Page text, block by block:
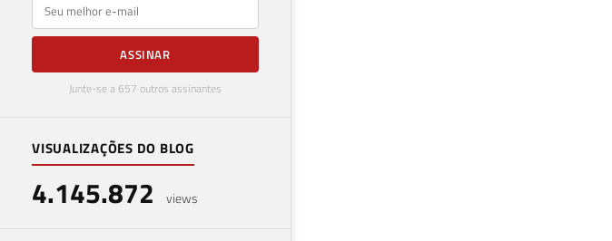
ASSINAR
Junte-se a 657 outros assinantes
VISUALIZAÇÕES DO BLOG
4.145.872 views